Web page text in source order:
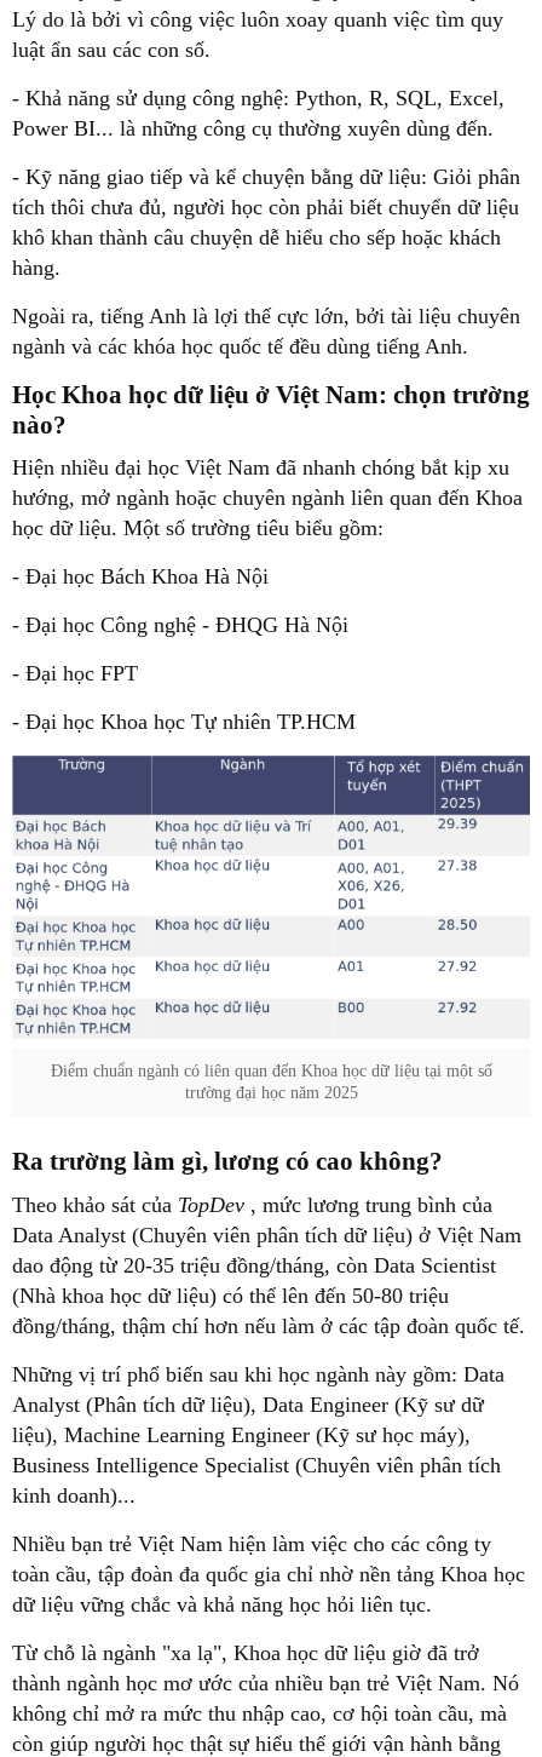
Lý do là bởi vì công việc luôn xoay quanh việc tìm quy
luật ẩn sau các con số.
- Khả năng sử dụng công nghệ: Python, R, SQL, Excel,
Power BI... là những công cụ thường xuyên dùng đến.
- Kỹ năng giao tiếp và kể chuyện bằng dữ liệu: Giỏi phân
tích thôi chưa đủ, người học còn phải biết chuyển dữ liệu
khô khan thành câu chuyện dễ hiểu cho sếp hoặc khách
hàng.
Ngoài ra, tiếng Anh là lợi thế cực lớn, bởi tài liệu chuyên
ngành và các khóa học quốc tế đều dùng tiếng Anh.
Học Khoa học dữ liệu ở Việt Nam: chọn trường
nào?
Hiện nhiều đại học Việt Nam đã nhanh chóng bắt kịp xu
hướng, mở ngành hoặc chuyên ngành liên quan đến Khoa
học dữ liệu. Một số trường tiêu biểu gồm:
- Đại học Bách Khoa Hà Nội
- Đại học Công nghệ - ĐHQG Hà Nội
- Đại học FPT
- Đại học Khoa học Tự nhiên TP.HCM
Điểm chuẩn ngành có liên quan đến Khoa học dữ liệu tại một số
trường đại học năm 2025
Ra trường làm gì, lương có cao không?
Theo khảo sát của TopDev , mức lương trung bình của
Data Analyst (Chuyên viên phân tích dữ liệu) ở Việt Nam
dao động từ 20-35 triệu đồng/tháng, còn Data Scientist
(Nhà khoa học dữ liệu) có thể lên đến 50-80 triệu
đồng/tháng, thậm chí hơn nếu làm ở các tập đoàn quốc tế.
Những vị trí phổ biến sau khi học ngành này gồm: Data
Analyst (Phân tích dữ liệu), Data Engineer (Kỹ sư dữ
liệu), Machine Learning Engineer (Kỹ sư học máy),
Business Intelligence Specialist (Chuyên viên phân tích
kinh doanh)...
Nhiều bạn trẻ Việt Nam hiện làm việc cho các công ty
toàn cầu, tập đoàn đa quốc gia chỉ nhờ nền tảng Khoa học
dữ liệu vững chắc và khả năng học hỏi liên tục.
Từ chỗ là ngành "xa lạ", Khoa học dữ liệu giờ đã trở
thành ngành học mơ ước của nhiều bạn trẻ Việt Nam. Nó
không chỉ mở ra mức thu nhập cao, cơ hội toàn cầu, mà
còn giúp người học thật sự hiểu thế giới vận hành bằng